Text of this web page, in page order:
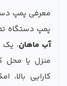
معرفی پمپ
پمپ دستگاه تصفیه
آب ماهان، یک
منزل یا محل
کارایی بالا،